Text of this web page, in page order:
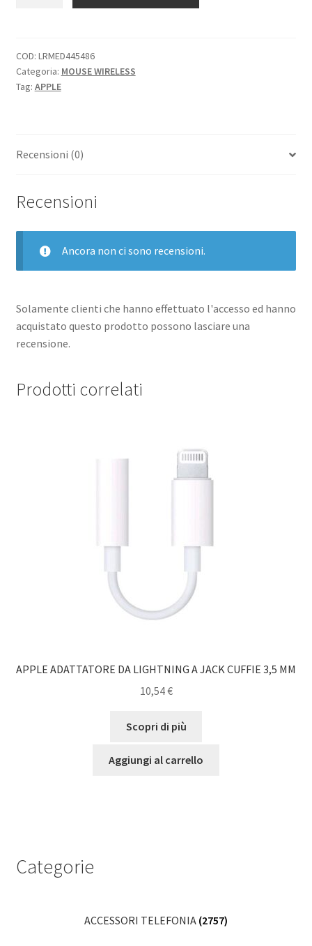
SUPERFICIE
MULTI-
TOUCH
COD: LRMED445486
Categoria: MOUSE WIRELESS
Tag: APPLE
Recensioni (0)
Recensioni
Ancora non ci sono recensioni.
Solamente clienti che hanno effettuato l'accesso ed hanno
acquistato questo prodotto possono lasciare una
recensione.
Prodotti correlati
APPLE ADATTATORE DA LIGHTNING A JACK CUFFIE 3,5 MM
10,54€
Scopri di più
Aggiungi al carrello
Categorie
ACCESSORI TELEFONIA (2757)